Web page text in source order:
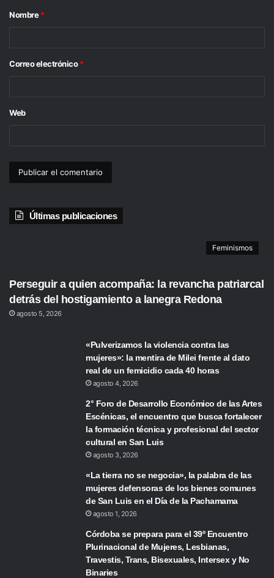
r
Nombre*
Correo electrónico*
Web
Últimas publicaciones
Feminismos
Perseguir a quien acompaña: la revancha patriarcal
detrás del hostigamiento a lanegra Redona
agosto 5, 2026
«Pulverizamos la violencia contra las
mujeres»: la mentira de Milei frente al dato
real de un femicidio cada 40 horas
agosto 4, 2026
2° Foro de Desarrollo Económico de las Artes
Escénicas, el encuentro que busca fortalecer
la formación técnica y profesional del sector
cultural en San Luis
agosto 3, 2026
«La tierra no se negocia», la palabra de las
mujeres defensoras de los bienes comunes
de San Luis en el Día de la Pachamama
agosto 1, 2026
Córdoba se prepara para el 39º Encuentro
Plurinacional de Mujeres, Lesbianas,
Travestis, Trans, Bisexuales, Intersex y No
Binaries